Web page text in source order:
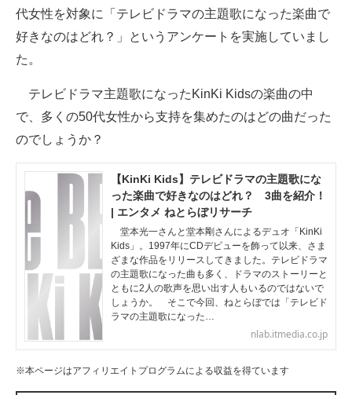
AI活用のいまが分かる
経営リーダーのコミュニティ
マーケ×ITの今がよく分かる
ITエンジニア向け専門サイト
企業向けIT製品の総合サイト
IT製品の技術・比較・事例
製造業のIT導入・活用を支援
モノづくり技術者専門サイト
代女性を対象に「テレビドラマの主題歌になった楽曲で
好きなのはどれ？」というアンケートを実施していまし
た。
テレビドラマ主題歌になったKinKi Kidsの楽曲の中
で、多くの50代女性から支持を集めたのはどの曲だった
のでしょうか？
【KinKi Kids】テレビドラマの主題歌にな
った楽曲で好きなのはどれ？ 3曲を紹介！
| エンタメ ねとらぼリサーチ
堂本光一さんと堂本剛さんによるデュオ「KinKi
Kids」。1997年にCDデビューを飾って以来、さま
ざまな作品をリリースしてきました。テレビドラマ
の主題歌になった曲も多く、ドラマのストーリーと
ともに2人の歌声を思い出す人もいるのではないで
しょうか。 そこで今回、ねとらぼでは「テレビド
ラマの主題歌になった…
nlab.itmedia.co.jp
※本ページはアフィリエイトプログラムによる収益を得ています